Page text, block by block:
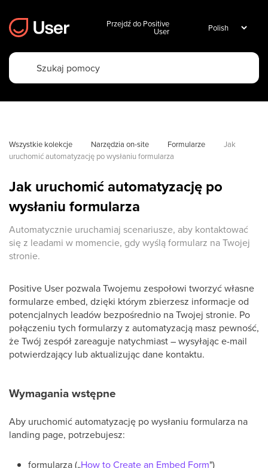
Przejdź do Positive
User
Wszystkie kolekcje Narzędzia on-site Formularze
Jak
uruchomić automatyzację po wysłaniu formularza
Jak uruchomić automatyzację po
wysłaniu formularza
Automatycznie uruchamiaj scenariusze, aby kontaktować
się z leadami w momencie, gdy wyślą formularz na Twojej
stronie.
Positive User pozwala Twojemu zespołowi tworzyć własne
formularze embed, dzięki którym zbierzesz informacje od
potencjalnych leadów bezpośrednio na Twojej stronie. Po
połączeniu tych formularzy z automatyzacją masz pewność,
że Twój zespół zareaguje natychmiast – wysyłając e-mail
potwierdzający lub aktualizując dane kontaktu.
Wymagania wstępne
Aby uruchomić automatyzację po wysłaniu formularza na
landing page, potrzebujesz:
formularza („How to Create an Embed Form")